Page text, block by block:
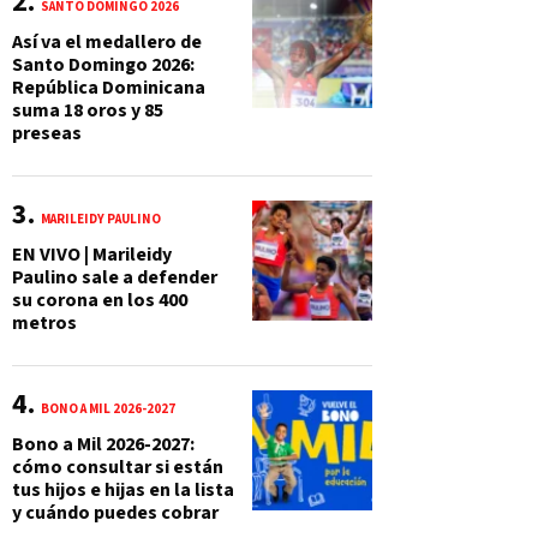
SANTO DOMINGO 2026
Así va el medallero de
Santo Domingo 2026:
República Dominicana
suma 18 oros y 85
preseas
MARILEIDY PAULINO
EN VIVO | Marileidy
Paulino sale a defender
su corona en los 400
metros
BONO A MIL 2026-2027
Bono a Mil 2026-2027:
cómo consultar si están
tus hijos e hijas en la lista
y cuándo puedes cobrar